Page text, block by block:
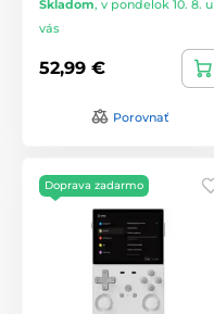
Skladom, v pondelok 10. 8. u
vás
52,99 €
Porovnať
Doprava zadarmo